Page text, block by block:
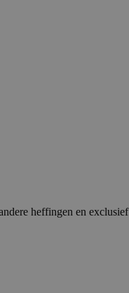
heffingen en